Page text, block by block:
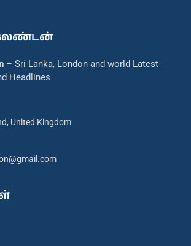
– Sri Lanka, London and world Latest
Headlines
United Kingdom